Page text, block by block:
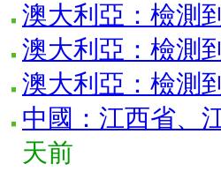
澳大利亞：檢測
澳大利亞：檢測
澳大利亞：檢測
中國：江西省、
天前